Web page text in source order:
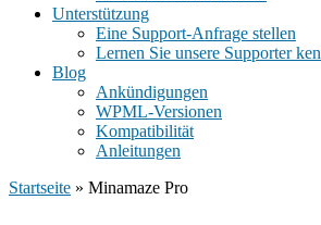
Unterstützung
Eine Support-Anfrage stellen
Lernen Sie unsere Supporter
Blog
Ankündigungen
WPML-Versionen
Kompatibilität
Anleitungen
Startseite » Minamaze Pro